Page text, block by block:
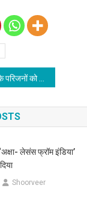
की आर्थिक सहायता-मुख्यमंत्री
लेसंस फ्रॉम इंडिया’
Shoorveer